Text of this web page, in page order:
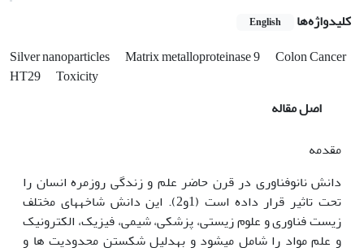
کلیدواژه‌ها English
Silver nanoparticles Matrix metalloproteinase 9
Colon Cancer
HT29
Toxicity
اصل مقاله
مقدمه
دانش نانوفناوری در قرن حاضر علم و زندگی روزمره انسان را
تحت تاثیر قرار داده است (1و2). این دانش شاخه‏های مختلف
زیست فناوری و علوم زیستی، پزشکی، شیمی، فیزیک، الکترونیک
و علم مواد را شامل می‏شود و به‏دلیل شکستن محدودیت ها و